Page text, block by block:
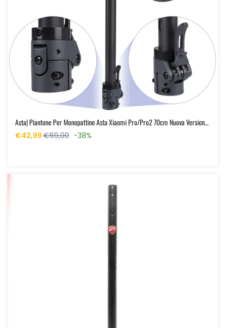
Asta| Piantone Per Monopattino Asta Xiaomi Pro/Pro2 70cm Nuova Versione Modello Di 3° Generazione
€42,99 €69,00 -38%